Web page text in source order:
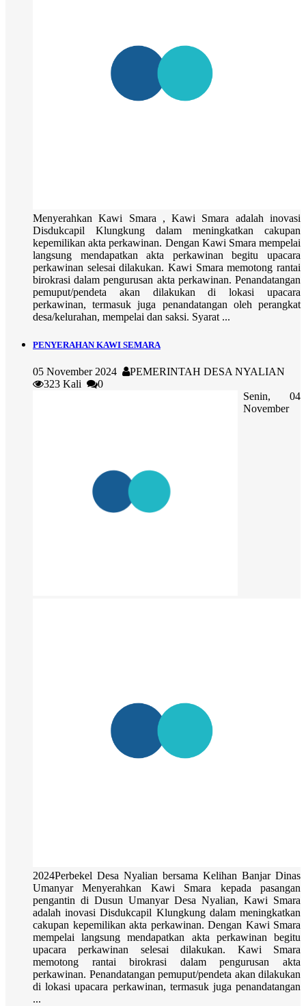
Menyerahkan Kawi Smara , Kawi Smara adalah inovasi
Disdukcapil Klungkung dalam meningkatkan cakupan
kepemilikan akta perkawinan. Dengan Kawi Smara mempelai
langsung mendapatkan akta perkawinan begitu upacara
perkawinan selesai dilakukan. Kawi Smara memotong rantai
birokrasi dalam pengurusan akta perkawinan. Penandatangan
pemuput/pendeta akan dilakukan di lokasi upacara
perkawinan, termasuk juga penandatangan oleh perangkat
desa/kelurahan, mempelai dan saksi. Syarat ...
PENYERAHAN KAWI SEMARA
05 November 2024
PEMERINTAH DESA NYALIAN
323 Kali
0
Senin, 04
November
2024Perbekel Desa Nyalian bersama Kelihan Banjar Dinas
Umanyar Menyerahkan Kawi Smara kepada pasangan
pengantin di Dusun Umanyar Desa Nyalian, Kawi Smara
adalah inovasi Disdukcapil Klungkung dalam meningkatkan
cakupan kepemilikan akta perkawinan. Dengan Kawi Smara
mempelai langsung mendapatkan akta perkawinan begitu
upacara perkawinan selesai dilakukan. Kawi Smara
memotong rantai birokrasi dalam pengurusan akta
perkawinan. Penandatangan pemuput/pendeta akan dilakukan
di lokasi upacara perkawinan, termasuk juga penandatangan
...